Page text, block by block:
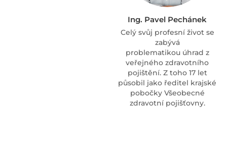
Ing. Pavel Pechánek
Celý svůj profesní život se
zabývá
problematikou úhrad z
veřejného zdravotního
pojištění. Z toho 17 let
působil jako ředitel krajské
pobočky Všeobecné
zdravotní pojišťovny.